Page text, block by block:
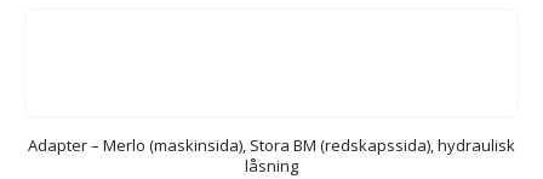
Adapter – Merlo (maskinsida), Stora BM (redskapssida), hydraulisk
låsning